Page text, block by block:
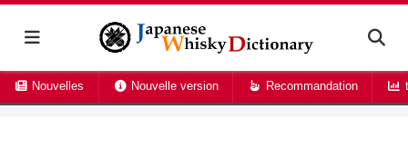
Nouvelles Nouvelle version Recommandation